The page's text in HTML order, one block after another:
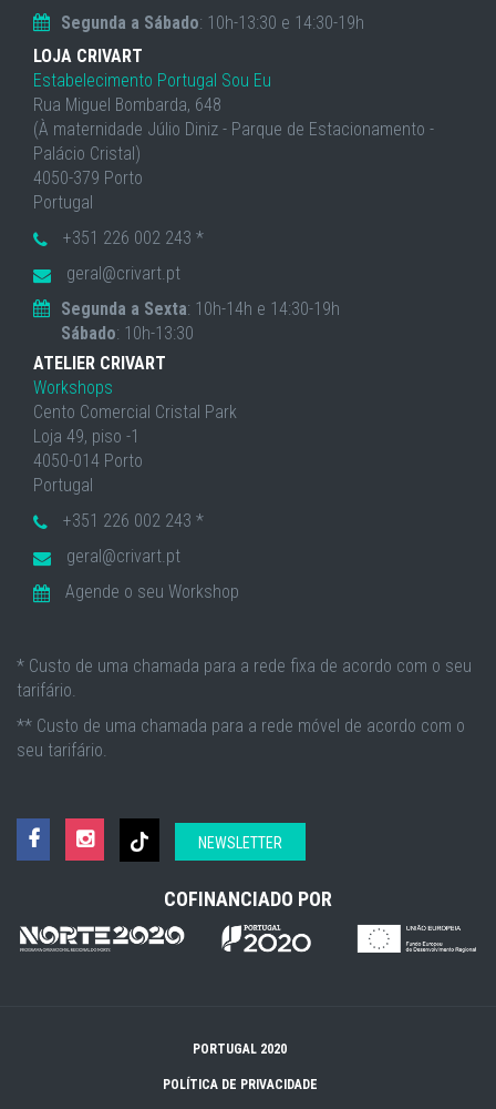
Segunda a Sábado: 10h-13:30 e 14:30-19h
LOJA CRIVART
Estabelecimento Portugal Sou Eu
Rua Miguel Bombarda, 648
(À maternidade Júlio Diniz - Parque de Estacionamento -
Palácio Cristal)
4050-379 Porto
Portugal
+351 226 002 243 *
geral@crivart.pt
Segunda a Sexta: 10h-14h e 14:30-19h
Sábado: 10h-13:30
ATELIER CRIVART
Workshops
Cento Comercial Cristal Park
Loja 49, piso -1
4050-014 Porto
Portugal
+351 226 002 243 *
geral@crivart.pt
Agende o seu Workshop
* Custo de uma chamada para a rede fixa de acordo com o seu
tarifário.
** Custo de uma chamada para a rede móvel de acordo com o
seu tarifário.
NEWSLETTER
COFINANCIADO POR
PORTUGAL 2020
POLÍTICA DE PRIVACIDADE